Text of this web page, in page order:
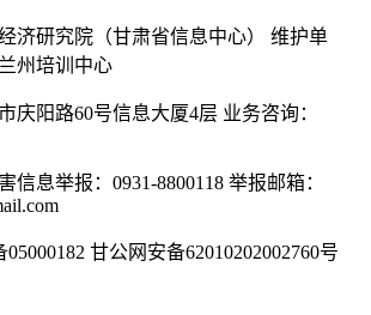
济研究院（甘肃省信息中心） 维护单
州培训中心
庆阳路60号信息大厦4层 业务咨询：
信息举报：0931-8800118 举报邮箱：
甘公网安备62010202002760号